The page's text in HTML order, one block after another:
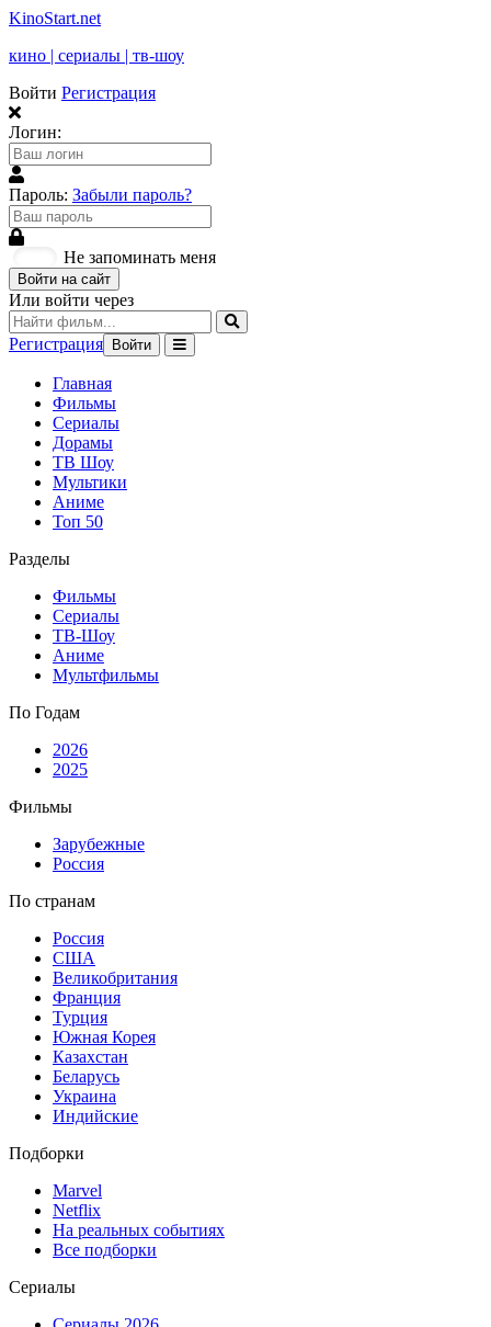
KinoStart.net
кино | сериалы | тв-шоу
Войти Регистрация
Логин:
Пароль: Забыли пароль?
Не запоминать меня
Войти на сайт
Или войти через
Регистрация Войти
Главная
Фильмы
Сериалы
Дорамы
ТВ Шоу
Мультики
Аниме
Топ 50
Разделы
Фильмы
Сериалы
ТВ-Шоу
Аниме
Мультфильмы
По Годам
2026
2025
Фильмы
Зарубежные
Россия
По странам
Россия
США
Великобритания
Франция
Турция
Южная Корея
Казахстан
Беларусь
Украина
Индийские
Подборки
Marvel
Netflix
На реальных событиях
Все подборки
Сериалы